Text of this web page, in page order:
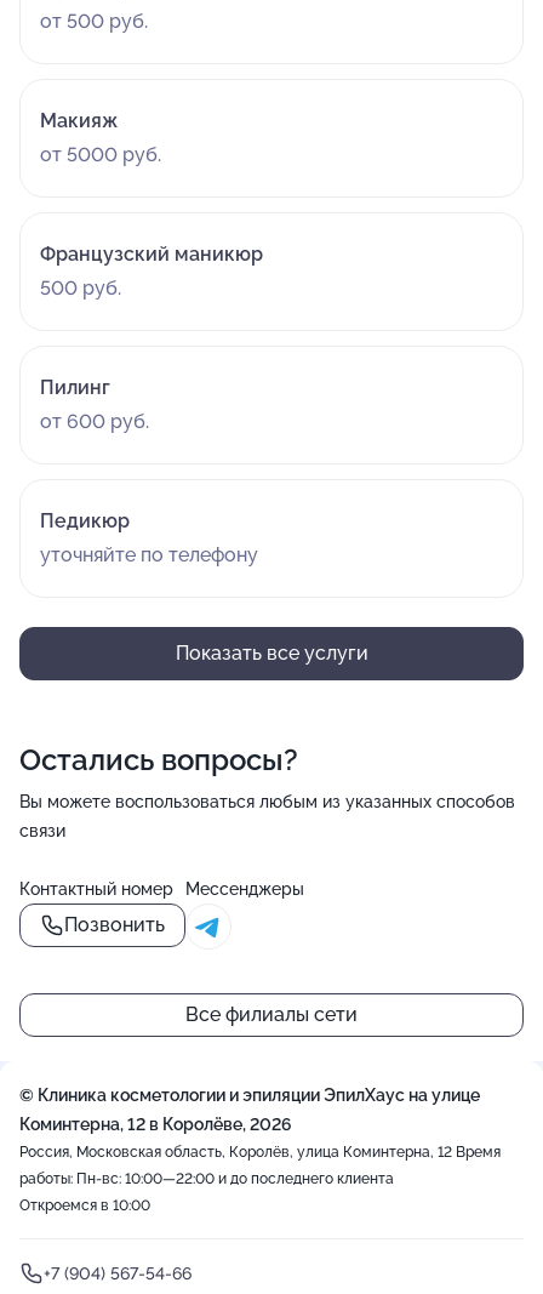
от 500 руб.
Макияж
от 5000 руб.
Французский маникюр
500 руб.
Пилинг
от 600 руб.
Педикюр
уточняйте по телефону
Показать все услуги
Остались вопросы?
Вы можете воспользоваться любым из указанных способов
связи
Контактный номер
Позвонить
Мессенджеры
Все филиалы сети
© Клиника косметологии и эпиляции ЭпилХаус на улице
Коминтерна, 12 в Королёве, 2026
Россия, Московская область, Королёв, улица Коминтерна, 12 Время
работы: Пн-вс: 10:00—22:00 и до последнего клиента
Откроемся в 10:00
+7 (904) 567-54-66